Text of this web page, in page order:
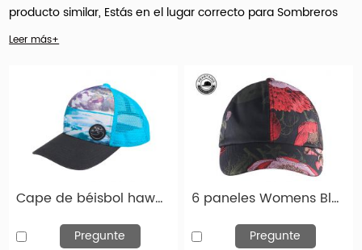
producto similar, Estás en el lugar correcto paraSombreros
de béisbol con estampado floral
superiores se convertirán en una de las más reclutadas más
buscadas en muy poco tiempo.
Hengxing Caps Factory (hx-caps.com) oferta Muchos
productos de sombreros de béisbol de flores florales
personalizadas para mayoristas. Y es importante que el
nombre del juego aquí sea la personalización.
Leer más+
Cape de béisbol hawaiana con sombrero de malla en China
Pregunte
6 paneles Womens Black Floral Impresión Béisbol Capas de béisbol Floral Baseball Sombreros de béisbol
Pregunte